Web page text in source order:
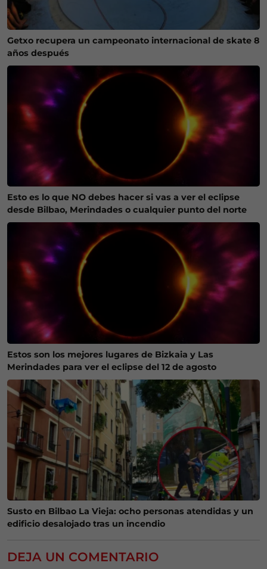
Getxo recupera un campeonato internacional de skate 8
años después
Esto es lo que NO debes hacer si vas a ver el eclipse
desde Bilbao, Merindades o cualquier punto del norte
Estos son los mejores lugares de Bizkaia y Las
Merindades para ver el eclipse del 12 de agosto
Susto en Bilbao La Vieja: ocho personas atendidas y un
edificio desalojado tras un incendio
DEJA UN COMENTARIO